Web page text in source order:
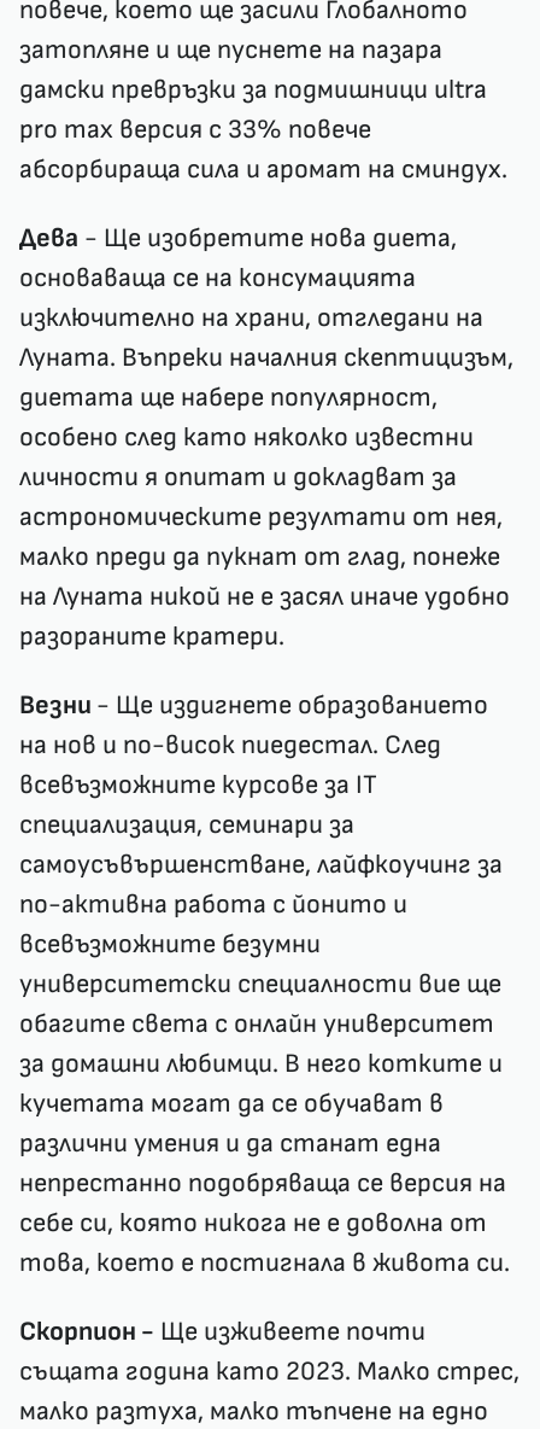
повече, което ще засили Глобалното
затопляне и ще пуснете на пазара
дамски превръзки за подмишници ultra
pro max версия с 33% повече
абсорбираща сила и аромат на сминдух.
Дева - Ще изобретите нова диета,
основаваща се на консумацията
изключително на храни, отгледани на
Луната. Въпреки началния скептицизъм,
диетата ще набере популярност,
особено след като няколко известни
личности я опитат и докладват за
астрономическите резултати от нея,
малко преди да пукнат от глад, понеже
на Луната никой не е засял иначе удобно
разораните кратери.
Везни - Ще издигнете образованието
на нов и по-висок пиедестал. След
всевъзможните курсове за IT
специализация, семинари за
самоусъвършенстване, лайфкоучинг за
по-активна работа с йонито и
всевъзможните безумни
университетски специалности вие ще
обагите света с онлайн университет
за домашни любимци. В него котките и
кучетата могат да се обучават в
различни умения и да станат една
непрестанно подобряваща се версия на
себе си, която никога не е доволна от
това, което е постигнала в живота си.
Скорпион - Ще изживеете почти
същата година като 2023. Малко стрес,
малко разтуха, малко тъпчене на едно